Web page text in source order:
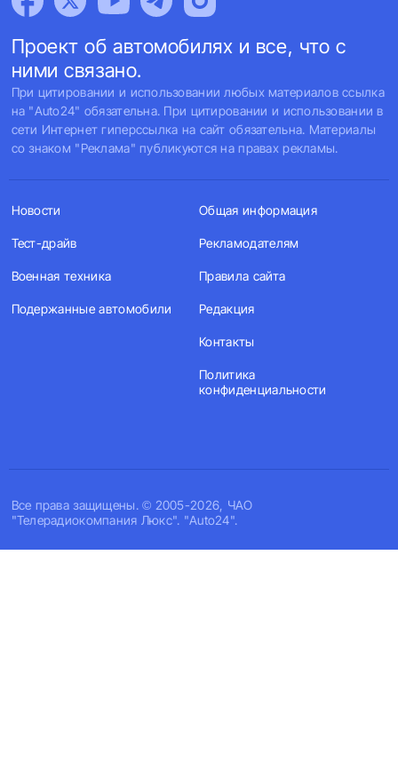
Проект об автомобилях и все, что с
ними связано.
При цитировании и использовании любых материалов ссылка
на "Auto24" обязательна. При цитировании и использовании в
сети Интернет гиперссылка на сайт обязательна. Материалы
со знаком "Реклама" публикуются на правах рекламы.
Все права защищены. © 2005-2026, ЧАО
"Телерадиокомпания Люкс". "Auto24".
Новости
Тест-драйв
Военная техника
Подержанные автомобили
Общая информация
Рекламодателям
Правила сайта
Редакция
Контакты
Политика
конфиденциальности